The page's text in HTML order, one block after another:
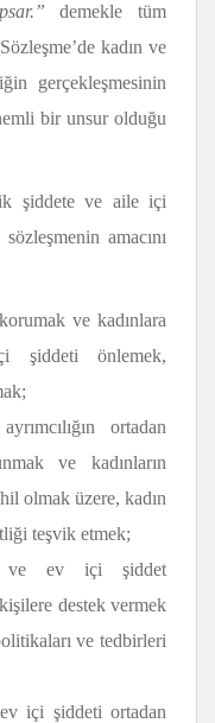
demekle tüm
kadın ve
gerçekleşmesinin
bir unsur olduğu
şiddete ve aile içi
amacını
ve kadınlara
önlemek,
ortadan
ve kadınların
olmak üzere, kadın
teşvik etmek;
ve ev içi şiddet
destek vermek
ve tedbirleri
içi şiddeti ortadan